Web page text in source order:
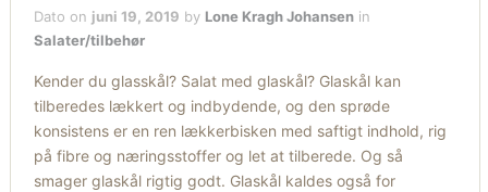
Dato on juni 19, 2019 by Lone Kragh Johansen in
Salater/tilbehør
Kender du glasskål? Salat med glaskål? Glaskål kan
tilberedes lækkert og indbydende, og den sprøde
konsistens er en ren lækkerbisken med saftigt indhold, rig
på fibre og næringsstoffer og let at tilberede. Og så
smager glaskål rigtig godt. Glaskål kaldes også for